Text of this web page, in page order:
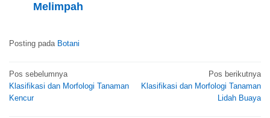
Melimpah
Posting pada Botani
Navigasi
pos
Pos sebelumnya
Klasifikasi dan Morfologi Tanaman
Kencur
Pos berikutnya
Klasifikasi dan Morfologi Tanaman
Lidah Buaya